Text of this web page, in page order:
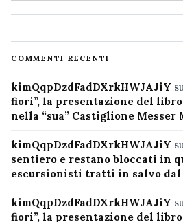
COMMENTI RECENTI
kimQqpDzdFadDXrkHWJAJiY
fiori”, la presentazione del
nella “sua” Castiglione Messer
kimQqpDzdFadDXrkHWJAJiY
sentiero e restano bloccati in
escursionisti tratti in salvo dal
kimQqpDzdFadDXrkHWJAJiY
fiori”, la presentazione del